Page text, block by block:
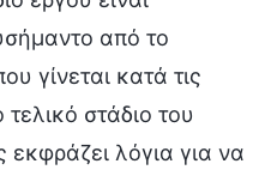
από το
γίνεται κατά τις
στάδιο του
λόγια για να